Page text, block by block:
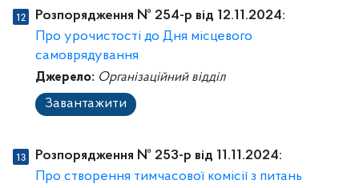
Розпорядження № 254-p від 12.11.2024:
Про урочистості до Дня місцевого
самоврядування
Джерело: Організаційний відділ
Завантажити
Розпорядження № 253-p від 11.11.2024:
Про створення тимчасової комісії з питань